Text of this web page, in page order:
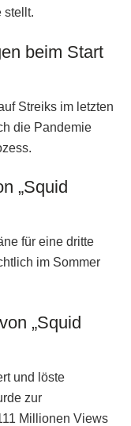
stellt.
beim Start
Streiks im letzten
die Pandemie
„Squid
für eine dritte
im Sommer
„Squid
und löste
zur
Millionen Views